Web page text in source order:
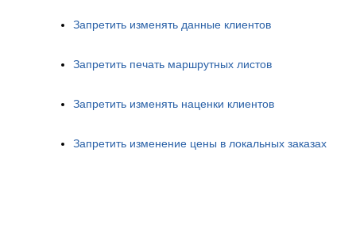
Запретить изменять данные клиентов
Запретить печать маршрутных листов
Запретить изменять наценки клиентов
Запретить изменение цены в локальных заказах